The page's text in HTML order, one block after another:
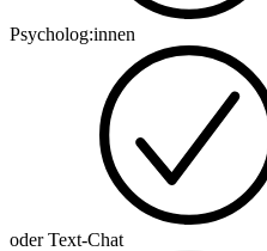
Psycholog:innen
oder Text-Chat